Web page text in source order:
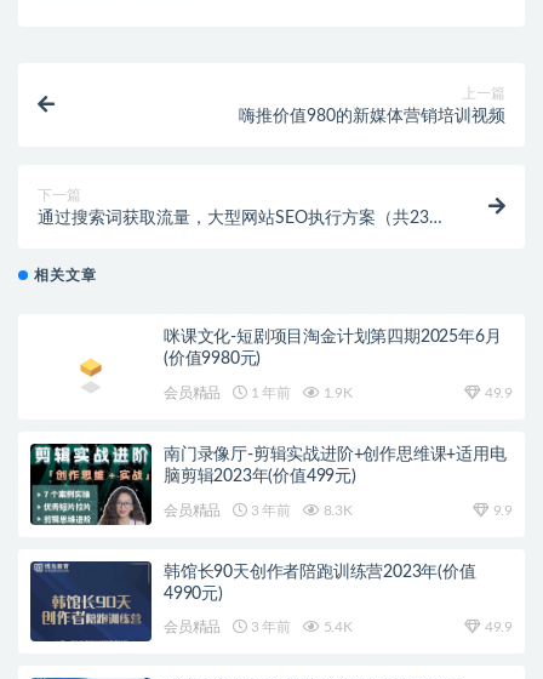
上一篇
嗨推价值980的新媒体营销培训视频
下一篇
通过搜索词获取流量，大型网站SEO执行方案（共23
相关文章
咪课文化-短剧项目淘金计划第四期2025年6月
(价值9980元)
会员精品 1 年前 1.9K 49.9
南门录像厅-剪辑实战进阶+创作思维课+适用电
脑剪辑2023年(价值499元)
会员精品 3 年前 8.3K 9.9
韩馆长90天创作者陪跑训练营2023年(价值
4990元)
会员精品 3 年前 5.4K 49.9